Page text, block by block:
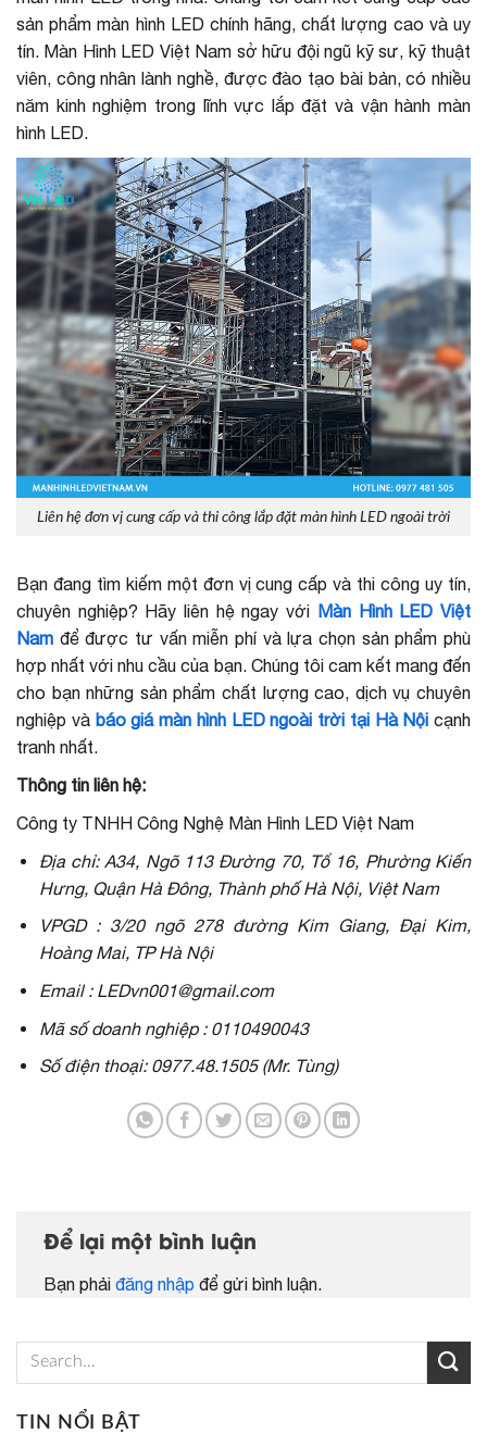
sản phẩm màn hình LED chính hãng, chất lượng cao và uy
tín. Màn Hình LED Việt Nam sở hữu đội ngũ kỹ sư, kỹ thuật
viên, công nhân lành nghề, được đào tạo bài bản, có nhiều
năm kinh nghiệm trong lĩnh vực lắp đặt và vận hành màn
hình LED.
Liên hệ đơn vị cung cấp và thi công lắp đặt màn hình LED ngoài trời
Bạn đang tìm kiếm một đơn vị cung cấp và thi công uy tín,
chuyên nghiệp? Hãy liên hệ ngay với Màn Hình LED Việt
Nam để được tư vấn miễn phí và lựa chọn sản phẩm phù
hợp nhất với nhu cầu của bạn. Chúng tôi cam kết mang đến
cho bạn những sản phẩm chất lượng cao, dịch vụ chuyên
nghiệp và báo giá màn hình LED ngoài trời tại Hà Nội cạnh
tranh nhất.
Thông tin liên hệ:
Công ty TNHH Công Nghệ Màn Hình LED Việt Nam
Địa chỉ: A34, Ngõ 113 Đường 70, Tổ 16, Phường Kiến
Hưng, Quận Hà Đông, Thành phố Hà Nội, Việt Nam
VPGD : 3/20 ngõ 278 đường Kim Giang, Đại Kim,
Hoàng Mai, TP Hà Nội
Email : LEDvn001@gmail.com
Mã số doanh nghiệp : 0110490043
Số điện thoại: 0977.48.1505 (Mr. Tùng)
Để lại một bình luận
Bạn phải đăng nhập để gửi bình luận.
TIN NỔI BẬT